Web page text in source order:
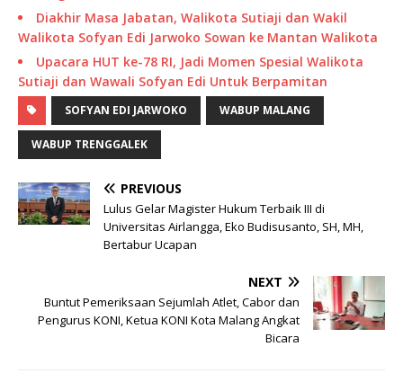
Diakhir Masa Jabatan, Walikota Sutiaji dan Wakil
Walikota Sofyan Edi Jarwoko Sowan ke Mantan Walikota
Upacara HUT ke-78 RI, Jadi Momen Spesial Walikota
Sutiaji dan Wawali Sofyan Edi Untuk Berpamitan
SOFYAN EDI JARWOKO WABUP MALANG
WABUP TRENGGALEK
PREVIOUS
Lulus Gelar Magister Hukum Terbaik III di
Universitas Airlangga, Eko Budisusanto, SH, MH,
Bertabur Ucapan
NEXT
Buntut Pemeriksaan Sejumlah Atlet, Cabor dan
Pengurus KONI, Ketua KONI Kota Malang Angkat
Bicara